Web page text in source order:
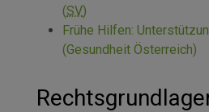
(SV)
Frühe Hilfen:
(Gesundheit Österreich)